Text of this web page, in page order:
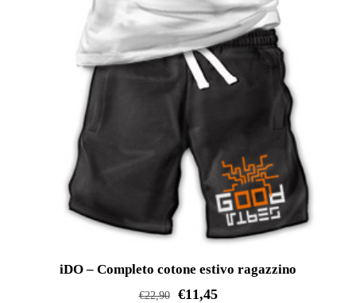
prodotto
iDO – Completo cotone estivo ragazzino
€22,90 €11,45